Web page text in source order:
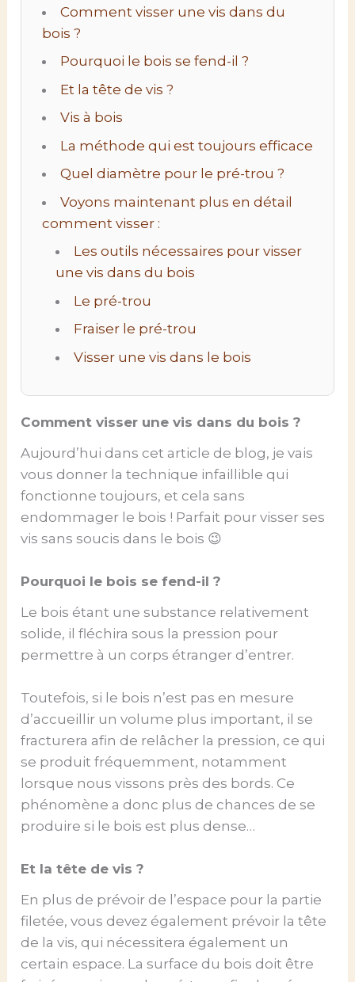
Comment visser une vis dans du
bois ?
Pourquoi le bois se fend-il ?
Et la tête de vis ?
Vis à bois
La méthode qui est toujours efficace
Quel diamètre pour le pré-trou ?
Voyons maintenant plus en détail
comment visser :
Les outils nécessaires pour visser
une vis dans du bois
Le pré-trou
Fraiser le pré-trou
Visser une vis dans le bois
Comment visser une vis dans du bois ?
Aujourd’hui dans cet article de blog, je vais
vous donner la technique infaillible qui
fonctionne toujours, et cela sans
endommager le bois ! Parfait pour visser ses
vis sans soucis dans le bois 😉
Pourquoi le bois se fend-il ?
Le bois étant une substance relativement
solide, il fléchira sous la pression pour
permettre à un corps étranger d’entrer.
Toutefois, si le bois n’est pas en mesure
d’accueillir un volume plus important, il se
fracturera afin de relâcher la pression, ce qui
se produit fréquemment, notamment
lorsque nous vissons près des bords. Ce
phénomène a donc plus de chances de se
produire si le bois est plus dense…
Et la tête de vis ?
En plus de prévoir de l’espace pour la partie
filetée, vous devez également prévoir la tête
de la vis, qui nécessitera également un
certain espace. La surface du bois doit être